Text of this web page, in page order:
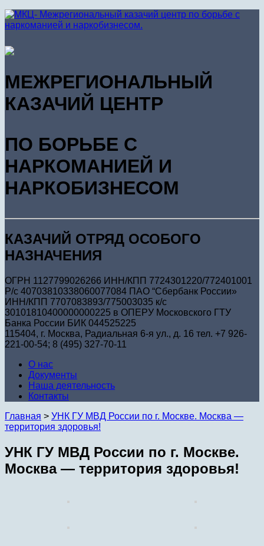
МЕЖРЕГИОНАЛЬНЫЙ
КАЗАЧИЙ ЦЕНТР
ПО БОРЬБЕ С
НАРКОМАНИЕЙ И
НАРКОБИЗНЕСОМ
КАЗАЧИЙ ОТРЯД ОСОБОГО
НАЗНАЧЕНИЯ
ОГРН 1127799026266 ИНН/КПП 7724301220/772401001
Р/с 40703810338060077084 ПАО “Сбербанк России»
ИНН/КПП 7707083893/775003035 к/с
30101810400000000225 в ОПЕРУ Московского ГТУ
Банка России БИК 044525225
115404, г. Москва, Радиальная 6-я ул., д. 16 тел. +7 926-
221-00-54; 8 (495) 327-70-11
О нас
Документы
Наша деятельность
Контакты
Главная > УНК ГУ МВД России по г. Москве. Москва —
территория здоровья!
УНК ГУ МВД России по г. Москве.
Москва — территория здоровья!